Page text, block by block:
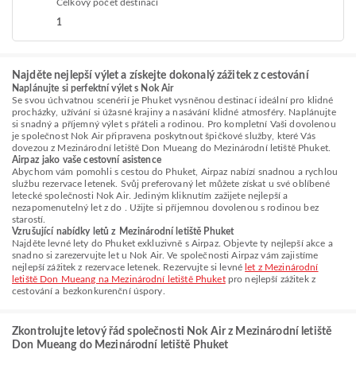
Celkový počet destinací
1
Najděte nejlepší výlet a získejte dokonalý zážitek z cestování
Naplánujte si perfektní výlet s Nok Air
Se svou úchvatnou scenérií je Phuket vysněnou destinací ideální pro klidné
procházky, užívání si úžasné krajiny a nasávání klidné atmosféry. Naplánujte
si snadný a příjemný výlet s přáteli a rodinou. Pro kompletní Vaši dovolenou
je společnost Nok Air připravena poskytnout špičkové služby, které Vás
dovezou z Mezinárodní letiště Don Mueang do Mezinárodní letiště Phuket.
Airpaz jako vaše cestovní asistence
Abychom vám pomohli s cestou do Phuket, Airpaz nabízí snadnou a rychlou
službu rezervace letenek. Svůj preferovaný let můžete získat u své oblíbené
letecké společnosti Nok Air. Jediným kliknutím zažijete nejlepší a
nezapomenutelný let z do . Užijte si příjemnou dovolenou s rodinou bez
starostí.
Vzrušující nabídky letů z Mezinárodní letiště Phuket
Najděte levné lety do Phuket exkluzivně s Airpaz. Objevte ty nejlepší akce a
snadno si zarezervujte let u Nok Air. Ve společnosti Airpaz vám zajistíme
nejlepší zážitek z rezervace letenek. Rezervujte si levné let z Mezinárodní
letiště Don Mueang na Mezinárodní letiště Phuketpro nejlepší zážitek z
cestování a bezkonkurenční úspory.
Zkontrolujte letový řád společnosti Nok Air z Mezinárodní letiště
Don Mueang do Mezinárodní letiště Phuket